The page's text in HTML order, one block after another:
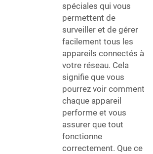
spéciales qui vous
permettent de
surveiller et de gérer
facilement tous les
appareils connectés à
votre réseau. Cela
signifie que vous
pourrez voir comment
chaque appareil
performe et vous
assurer que tout
fonctionne
correctement. Que ce